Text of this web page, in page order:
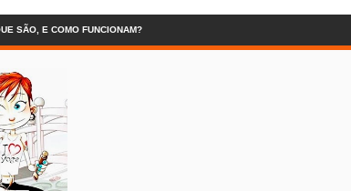
SÃO, E COMO FUNCIONAM?